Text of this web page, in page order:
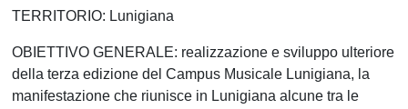
TERRITORIO: Lunigiana
OBIETTIVO GENERALE: realizzazione e sviluppo ulteriore
della terza edizione del Campus Musicale Lunigiana, la
manifestazione che riunisce in Lunigiana alcune tra le